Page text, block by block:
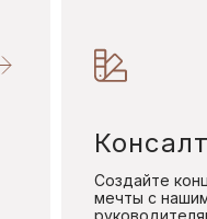
Создайте
мечты с